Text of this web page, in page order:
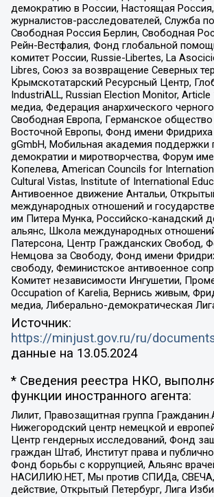
демократию в России, Настоящая
журналистов-расследователей, Служба
Свободная Россия Берлин, Свободная
Рейн-Вестфалия, Фонд глобальной
комитет России, Russie-Libertes, La
Libres, Союз за возвращение Северных
Крымскотатарский Ресурсный Центр,
IndustriALL, Russian Election Monitor,
медиа, Федерация анархического
Свободная Европа, Германское общество
Восточной Европы, Фонд имени Фридриха
gGmbH, Мобильная академия поддержки
демократии и миротворчества, Форум
Копелева, American Councils for
Cultural Vistas, Institute of International
Антивоенное движение Антальи,
международных отношений и
им Питера Мунка, Российско-канадский
альянс, Школа международных
Патерсона, Центр Гражданских Свобод,
Немцова за Свободу, Фонд имени
свободу, Феминистское антивоенное
Комитет независимости Ингушетии,
Occupation of Karelia, Вернись живым,
медиа, Либерально-демократическая
Источник:
https://minjust.gov.ru/ru/
данные на 13.05.2024
* Сведения реестра НКО,
функции иностранного агента:
Лилит, Правозащитная группа
Нижегородский центр немецкой и
Центр гендерных исследований, Фонд
граждан Штаб, Институт права и
Фонд борьбы с коррупцией, Альянс
НАСИЛИЮ.НЕТ, Мы против СПИДа, СВЕЧА,
действие, Открытый Петербург, Лига